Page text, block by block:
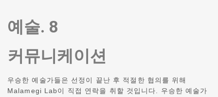
예술. 8
커뮤니케이션
우승한 예술가들은 선정이 끝난 후 적절한 협의를 위해
Malamegi Lab이 직접 연락을 취할 것입니다. 우승한 예술가